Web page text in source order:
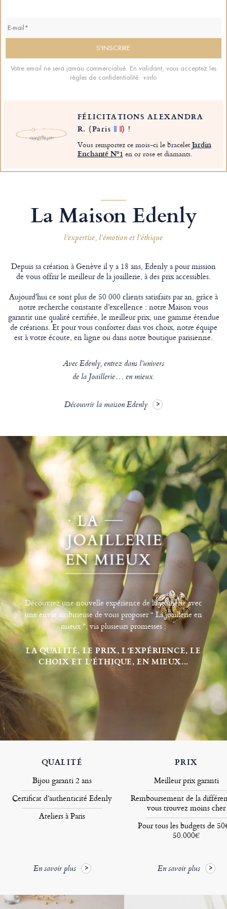
Votre email ne sera jamais commercialisé. En validant, vous acceptez les
règles de confidentialité. +info
FÉLICITATIONS ALEXANDRA
R. (Paris ) !
Vous remportez ce mois-ci le braceletJardin
Enchanté Nº1 en or rose et diamants.
La Maison Edenly
l’expertise, l’émotion et l’éthique
Depuis sa création à Genève il y a 18 ans, Edenly a pour mission
de vous offrir le meilleur de la joaillerie, à des prix accessibles.
Aujourd'hui ce sont plus de 50 000 clients satisfaits par an, grâce à
notre recherche constante d’excellence : notre Maison vous
garantit une qualité certifiée, le meilleur prix, une gamme étendue
de créations. Et pour vous conforter dans vos choix, notre équipe
est à votre écoute, en ligne ou dans notre boutique parisienne.
Avec Edenly, entrez dans l’univers
de la Joaillerie… en mieux.
Découvrir la maison Edenly
Découvrez une nouvelle expérience de la joaillerie avec
une envie ambitieuse de vous proposer “ La joaillerie en
mieux ”, via plusieurs promesses :
LA QUALITÉ, LE PRIX, L’EXPÉRIENCE, LE
CHOIX ET L’ÉTHIQUE, EN MIEUX...
QUALITÉ
Bijou garanti 2 ans
Certificat d’authenticité Edenly
Ateliers à Paris
En savoir plus
PRIX
Meilleur prix garanti
Remboursement de la
vous trouvez moins cher
Pour tous les budgets de
50.000€
En savoir plus